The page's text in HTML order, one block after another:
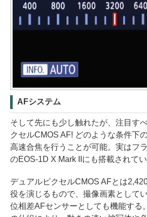
AFシステム
そして先にも少し触れたが、注目す
クセルCMOS AF! どのような条件下
高速合焦を行うことが可能。実はフ
のEOS-1D X Mark IIにも搭載されてい
デュアルピクセルCMOS AFとは
役を演じるもので、撮像画素として
位相差AFセンサーとしても機能する